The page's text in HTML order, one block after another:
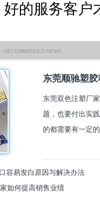
好的服务客户
/ RECOMMENDED NEWS
东莞顺驰塑
东莞双色注塑厂
题，也要付出实
的都需要有一定
容易发白原因与解决办法
如何提高销售业绩